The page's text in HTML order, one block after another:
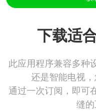
下载适
此应用程序兼容多种
还是智能电视，
通过一次订阅，即可
缝的